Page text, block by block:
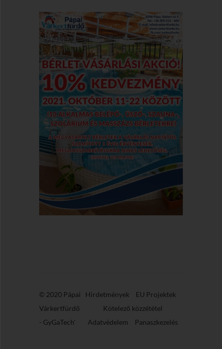
© 2020 Pápai
Várkertfürdő
- GyGaTech'
Hirdetmények
EU Projektek
Kötelező közzététel
Adatvédelem
Panaszkezelés